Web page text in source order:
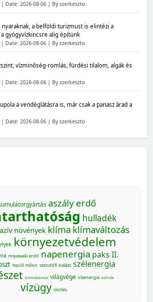
Date: 2026-08-06 By szerkeszto
nyaraknak, a belföldi turizmust is elintézi a
a gyógyvízkincsre alig építünk
Date: 2026-08-06 By szerkeszto
vízminőség-romlás, fürdési tilalom, algák és
Date: 2026-08-06 By szerkeszto
a vendéglátásra is, már csak a panasz árad a
Date: 2026-08-06 By szerkeszto
aszály erdő
hulladék
növények klíma klímaváltozás
környezetvédelem
miyawaki erdő napenergia paks II.
repülő mókus szendőfi balázs szélenergia
technofasizmus világvége vízenergia vízőrzők
vízügy ökofalu